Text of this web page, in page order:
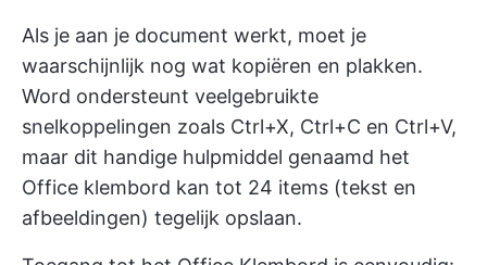
Als je aan je document werkt, moet je
waarschijnlijk nog wat kopiëren en plakken.
Word ondersteunt veelgebruikte
snelkoppelingen zoals Ctrl+X, Ctrl+C en Ctrl+V,
maar dit handige hulpmiddel genaamd het
Office klembord kan tot 24 items (tekst en
afbeeldingen) tegelijk opslaan.